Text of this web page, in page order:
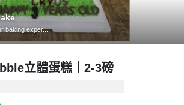
baking exper...
立體蛋糕｜2-3磅